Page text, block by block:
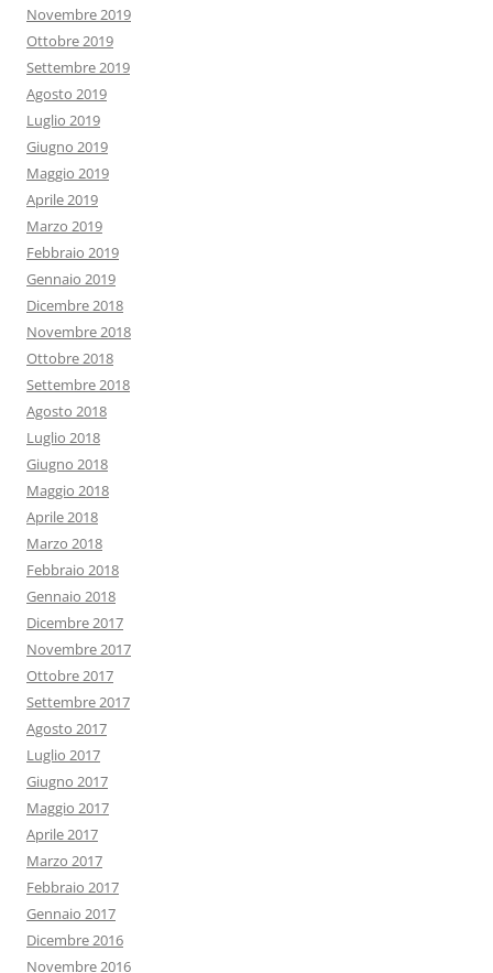
Novembre 2019
Ottobre 2019
Settembre 2019
Agosto 2019
Luglio 2019
Giugno 2019
Maggio 2019
Aprile 2019
Marzo 2019
Febbraio 2019
Gennaio 2019
Dicembre 2018
Novembre 2018
Ottobre 2018
Settembre 2018
Agosto 2018
Luglio 2018
Giugno 2018
Maggio 2018
Aprile 2018
Marzo 2018
Febbraio 2018
Gennaio 2018
Dicembre 2017
Novembre 2017
Ottobre 2017
Settembre 2017
Agosto 2017
Luglio 2017
Giugno 2017
Maggio 2017
Aprile 2017
Marzo 2017
Febbraio 2017
Gennaio 2017
Dicembre 2016
Novembre 2016